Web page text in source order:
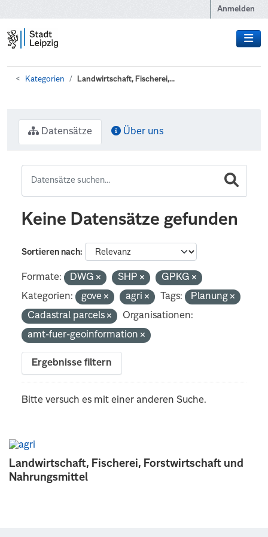
Anmelden
Kategorien Landwirtschaft, Fischerei,...
Landwirtschaft, Fischerei, Forstwirtschaft und
Nahrungsmittel
Datensätze Über uns
Keine Datensätze gefunden
Sortieren nach
Formate: DWG SHP
GPKG
Kategorien:
gove agri Tags:
Planung
Cadastral parcels
Organisationen:
amt-fuer-geoinformation
Ergebnisse filtern
Bitte versuch es mit einer anderen Suche.